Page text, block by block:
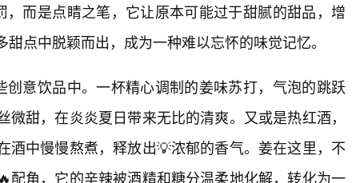
，而是点睛之笔，它让原本可能过于甜腻的甜品，增
点中脱颖而出，成为一种难以忘怀的味觉记忆。
创意饮品中。一杯精心调制的姜味苏打，气泡的跳跃
甜，在炎炎夏日带来无比的清爽。又或是热红酒，
酒中慢慢熬煮，释放出💡浓郁的香气。姜在这里，不
配角，它的辛辣被酒精和糖分温柔地化解，转化为一